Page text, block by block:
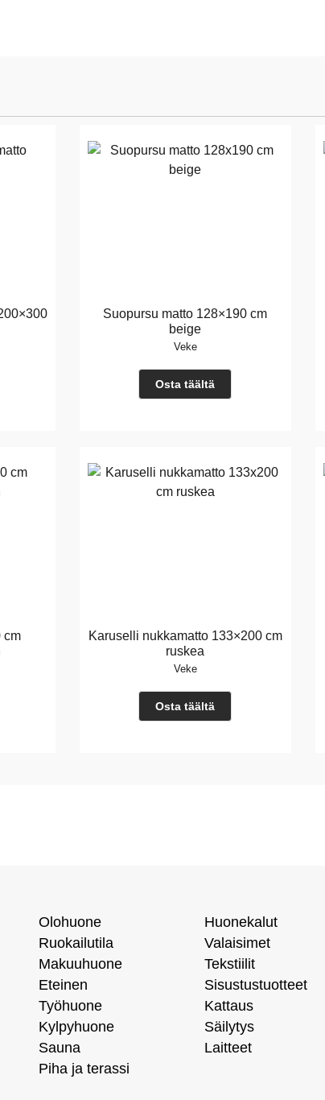
Suopursu matto 128×190 cm
beige
Veke
Osta täältä
cm
Karuselli nukkamatto 133×200 cm
ruskea
Veke
Osta täältä
Olohuone
Ruokailutila
Makuuhuone
Eteinen
Työhuone
Kylpyhuone
Sauna
Piha ja terassi
Huonekalut
Valaisimet
Tekstiilit
Sisustustuotteet
Kattaus
Säilytys
Laitteet